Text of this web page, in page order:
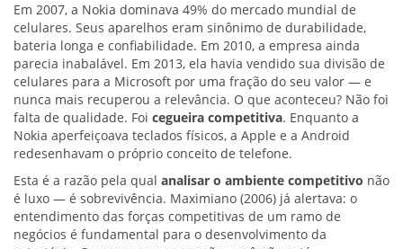
Em 2007, a Nokia dominava 49% do mercado mundial de
celulares. Seus aparelhos eram sinônimo de durabilidade,
bateria longa e confiabilidade. Em 2010, a empresa ainda
parecia inabalável. Em 2013, ela havia vendido sua divisão de
celulares para a Microsoft por uma fração do seu valor — e
nunca mais recuperou a relevância. O que aconteceu? Não foi
falta de qualidade. Foi cegueira competitiva. Enquanto a
Nokia aperfeiçoava teclados físicos, a Apple e a Android
redesenhavam o próprio conceito de telefone.
Esta é a razão pela qual analisar o ambiente competitivo não
é luxo — é sobrevivência. Maximiano (2006) já alertava: o
entendimento das forças competitivas de um ramo de
negócios é fundamental para o desenvolvimento da